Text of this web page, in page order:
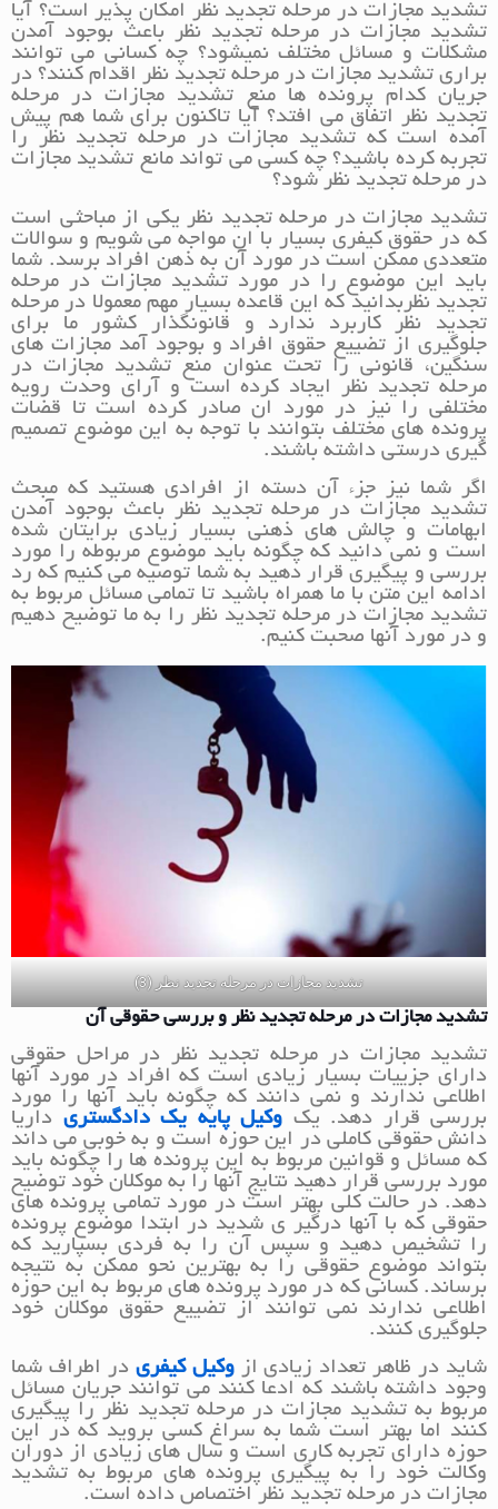
تشدید مجازات در مرحله تجدید نظر امکان پذیر است؟ آیا
تشدید مجازات در مرحله تجدید نظر باعث بوجود آمدن
مشکلات و مسائل مختلف نمیشود؟ چه کسانی می توانند
براری تشدید مجازات در مرحله تجدید نظر اقدام کنند؟ در
جریان کدام پرونده ها منع تشدید مجازات در مرحله
تجدید نظر اتفاق می افتد؟ آیا تاکنون برای شما هم پیش
آمده است که تشدید مجازات در مرحله تجدید نظر را
تجربه کرده باشید؟ چه کسی می تواند مانع تشدید مجازات
در مرحله تجدید نظر شود؟
تشدید مجازات در مرحله تجدید نظر یکی از مباحثی است
که در حقوق کیفری بسیار با ان مواجه می شویم و سوالات
متعددی ممکن است در مورد آن به ذهن افراد برسد. شما
باید این موضوع را در مورد تشدید مجازات در مرحله
تجدید نظربدانید که این قاعده بسیار مهم معمولا در مرحله
تجدید نظر کاربرد ندارد و قانونگذار کشور ما برای
جلوگیری از تضییع حقوق افراد و بوجود آمد مجازات های
سنگین، قانونی را تحت عنوان منع تشدید مجازات در
مرحله تجدید نظر ایجاد کرده است و آرای وحدت رویه
مختلفی را نیز در مورد ان صادر کرده است تا قضات
پرونده های مختلف بتوانند با توجه به این موضوع تصمیم
گیری درستی داشته باشند.
اگر شما نیز جزء آن دسته از افرادی هستید که مبحث
تشدید مجازات در مرحله تجدید نظر باعث بوجود آمدن
ابهامات و چالش های ذهنی بسیار زیادی برایتان شده
است و نمی دانید که چگونه باید موضوع مربوطه را مورد
بررسی و پیگیری قرار دهید به شما توصیه می کنیم که رد
ادامه این متن با ما همراه باشید تا تمامی مسائل مربوط به
تشدید مجازات در مرحله تجدید نظر را به ما توضیح دهیم
و در مورد آنها صحبت کنیم.
تشدید مجازات در مرحله تجدید نظر (3)
تشدید مجازات در مرحله تجدید نظر و بررسی حقوقی آن
تشدید مجازات در مرحله تجدید نظر در مراحل حقوقی
دارای جزییات بسیار زیادی است که افراد در مورد آنها
اطلاعی ندارند و نمی دانند که چگونه باید آنها را مورد
بررسی قرار دهد. یک وکیل پایه یک دادگستری داریا
دانش حقوقی کاملی در این حوزه است و به خوبی می داند
که مسائل و قوانین مربوط به این پرونده ها را چگونه باید
مورد بررسی قرار دهید نتایج آنها را به موکلان خود توضیح
دهد. در حالت کلی بهتر است در مورد تمامی پرونده های
حقوقی که با آنها درگیر ی شدید در ابتدا موضوع پرونده
را تشخیص دهید و سپس آن را به فردی بسپارید که
بتواند موضوع حقوقی را به بهترین نحو ممکن به نتیجه
برساند. کسانی که در مورد پرونده های مربوط به این حوزه
اطلاعی ندارند نمی توانند از تضییع حقوق موکلان خود
جلوگیری کنند.
شاید در ظاهر تعداد زیادی ازوکیل کیفری در اطراف شما
وجود داشته باشند که ادعا کنند می توانند جریان مسائل
مربوط به تشدید مجازات در مرحله تجدید نظر را پیگیری
کنند اما بهتر است شما به سراغ کسی بروید که در این
حوزه دارای تجربه کاری است و سال های زیادی از دوران
وکالت خود را به پیگیری پرونده های مربوط به تشدید
مجازات در مرحله تجدید نظر اختصاص داده است.